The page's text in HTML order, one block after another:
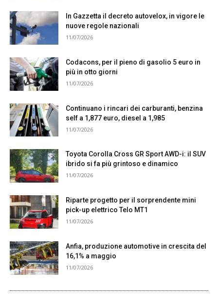
In Gazzetta il decreto autovelox, in vigore le
nuove regole nazionali
11/07/2026
Codacons, per il pieno di gasolio 5 euro in
più in otto giorni
11/07/2026
Continuano i rincari dei carburanti, benzina
self a 1,877 euro, diesel a 1,985
11/07/2026
Toyota Corolla Cross GR Sport AWD-i: il SUV
ibrido si fa più grintoso e dinamico
11/07/2026
Riparte progetto per il sorprendente mini
pick-up elettrico Telo MT1
11/07/2026
Anfia, produzione automotive in crescita del
16,1% a maggio
11/07/2026